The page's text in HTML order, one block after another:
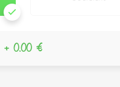
+ 0.00 €